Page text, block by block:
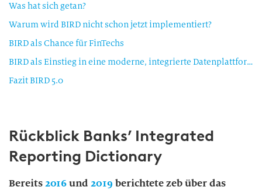
Was hat sich getan?
Warum wird BIRD nicht schon jetzt implementiert?
BIRD als Chance für FinTechs
BIRD als Einstieg in eine moderne, integrierte Datenplattform
Fazit BIRD 5.0
Rückblick Banks’ Integrated
Reporting Dictionary
Bereits2016und2019 berichtete zeb über das